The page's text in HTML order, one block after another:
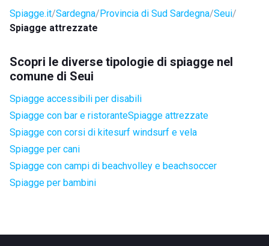
Spiagge.it Sardegna Provincia di Sud Sardegna Seui
Spiagge attrezzate
Scopri le diverse tipologie di spiagge nel
comune di Seui
Spiagge accessibili per disabili
Spiagge con bar e ristoranteSpiagge attrezzate
Spiagge con corsi di kitesurf windsurf e vela
Spiagge per cani
Spiagge con campi di beachvolley e beachsoccer
Spiagge per bambini